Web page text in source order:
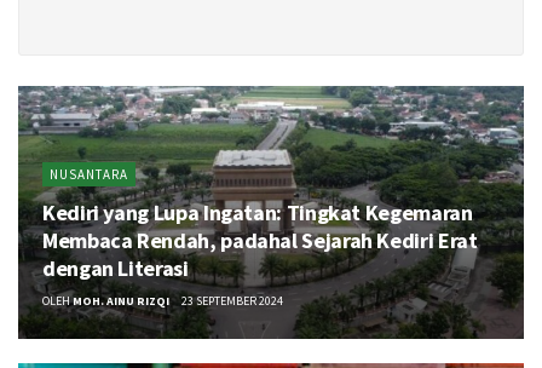
NUSANTARA
Kediri yang Lupa Ingatan: Tingkat Kegemaran
Membaca Rendah, padahal Sejarah Kediri Erat
dengan Literasi
OLEHMOH. AINU RIZQI 23 SEPTEMBER 2024